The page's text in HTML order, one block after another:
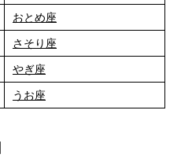
おとめ座
さそり座
やぎ座
うお座